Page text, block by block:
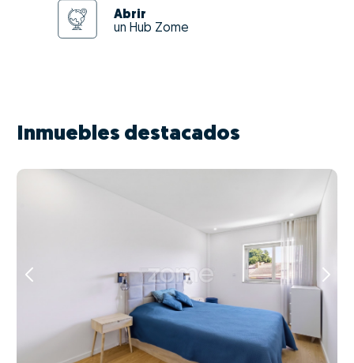
Abrir
un Hub Zome
Inmuebles destacados